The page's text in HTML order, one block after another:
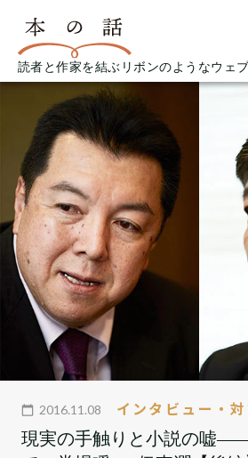
読者と作家を結ぶリボンのようなウェ
2016.11.08 インタビュー・
現実の手触りと小説の嘘